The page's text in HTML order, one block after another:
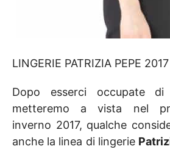
LINGERIE PATRIZIA PEPE 2017
Dopo esserci occupate
metteremo a vista nel
inverno 2017, qualche
anche la linea di lingerie